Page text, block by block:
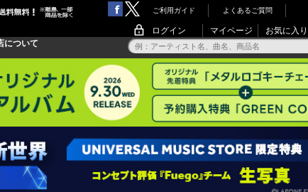
ご利用ガイド よくあるご質問
ログイン マイページ お気に入り
について